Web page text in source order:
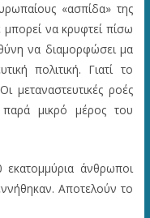
«ασπίδα» της
να κρυφτεί πίσω
να διαμορφώσει μα
πολιτική. Γιατί το
μεταναστευτικές ροές
μικρό μέρος του
άνθρωποι
Αποτελούν το